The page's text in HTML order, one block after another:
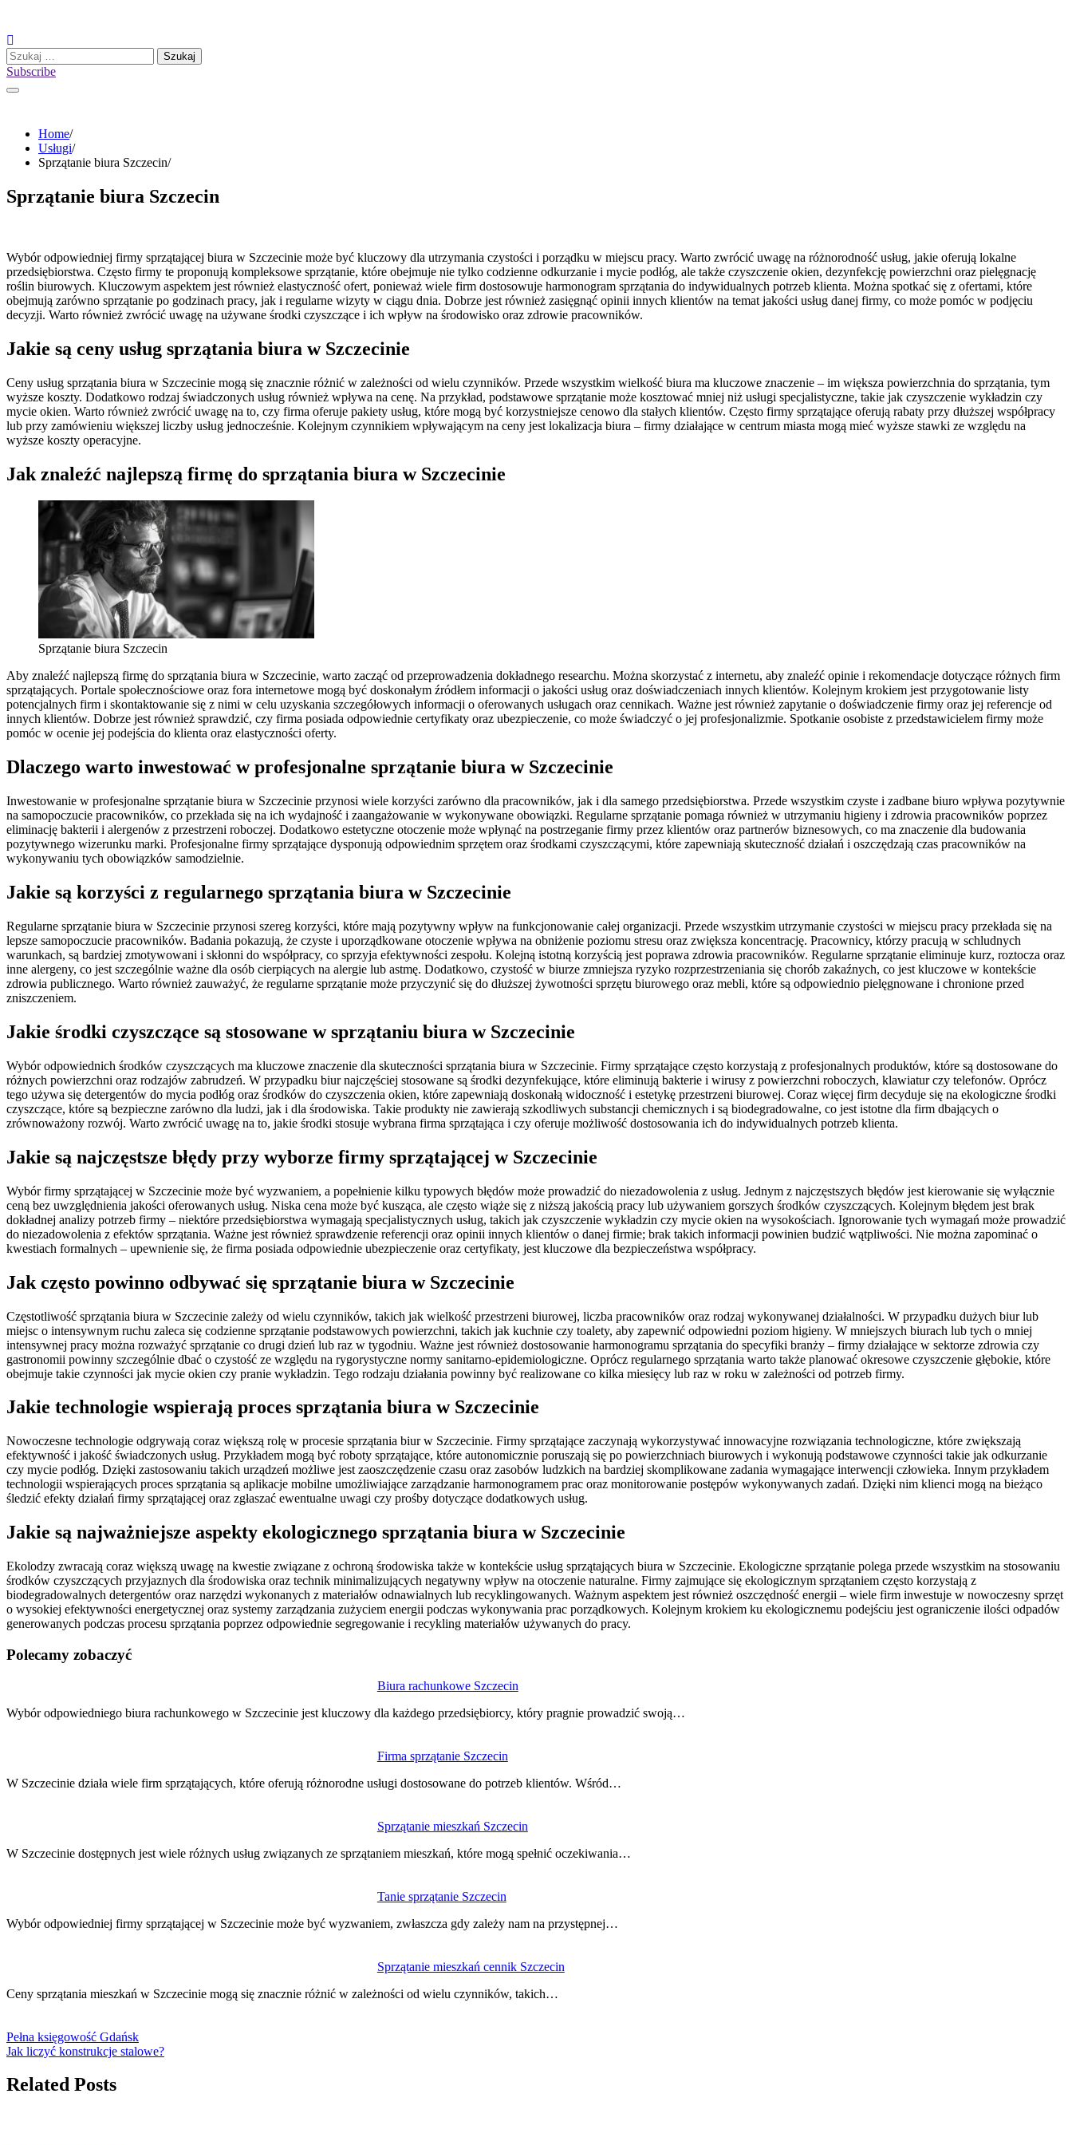
content
Szukaj:
Subscribe
Home
Usługi
Sprzątanie biura Szczecin
Sprzątanie biura Szczecin
Wybór odpowiedniej firmy sprzątającej biura w Szczecinie może być kluczowy dla utrzymania czystości i porządku w miejscu pracy. Warto zwrócić uwagę na różnorodność usług, jakie oferują lokalne
przedsiębiorstwa. Często firmy te proponują kompleksowe sprzątanie, które obejmuje nie tylko codzienne odkurzanie i mycie podłóg, ale także czyszczenie okien, dezynfekcję powierzchni oraz pielęgnację
roślin biurowych. Kluczowym aspektem jest również elastyczność ofert, ponieważ wiele firm dostosowuje harmonogram sprzątania do indywidualnych potrzeb klienta. Można spotkać się z ofertami, które
obejmują zarówno sprzątanie po godzinach pracy, jak i regularne wizyty w ciągu dnia. Dobrze jest również zasięgnąć opinii innych klientów na temat jakości usług danej firmy, co może pomóc w podjęciu
decyzji. Warto również zwrócić uwagę na używane środki czyszczące i ich wpływ na środowisko oraz zdrowie pracowników.
Jakie są ceny usług sprzątania biura w Szczecinie
Ceny usług sprzątania biura w Szczecinie mogą się znacznie różnić w zależności od wielu czynników. Przede wszystkim wielkość biura ma kluczowe znaczenie – im większa powierzchnia do sprzątania, tym
wyższe koszty. Dodatkowo rodzaj świadczonych usług również wpływa na cenę. Na przykład, podstawowe sprzątanie może kosztować mniej niż usługi specjalistyczne, takie jak czyszczenie wykładzin czy
mycie okien. Warto również zwrócić uwagę na to, czy firma oferuje pakiety usług, które mogą być korzystniejsze cenowo dla stałych klientów. Często firmy sprzątające oferują rabaty przy dłuższej współpracy
lub przy zamówieniu większej liczby usług jednocześnie. Kolejnym czynnikiem wpływającym na ceny jest lokalizacja biura – firmy działające w centrum miasta mogą mieć wyższe stawki ze względu na
wyższe koszty operacyjne.
Jak znaleźć najlepszą firmę do sprzątania biura w Szczecinie
Sprzątanie biura Szczecin
Aby znaleźć najlepszą firmę do sprzątania biura w Szczecinie, warto zacząć od przeprowadzenia dokładnego researchu. Można skorzystać z internetu, aby znaleźć opinie i rekomendacje dotyczące różnych firm
sprzątających. Portale społecznościowe oraz fora internetowe mogą być doskonałym źródłem informacji o jakości usług oraz doświadczeniach innych klientów. Kolejnym krokiem jest przygotowanie listy
potencjalnych firm i skontaktowanie się z nimi w celu uzyskania szczegółowych informacji o oferowanych usługach oraz cennikach. Ważne jest również zapytanie o doświadczenie firmy oraz jej referencje od
innych klientów. Dobrze jest również sprawdzić, czy firma posiada odpowiednie certyfikaty oraz ubezpieczenie, co może świadczyć o jej profesjonalizmie. Spotkanie osobiste z przedstawicielem firmy może
pomóc w ocenie jej podejścia do klienta oraz elastyczności oferty.
Dlaczego warto inwestować w profesjonalne sprzątanie biura w Szczecinie
Inwestowanie w profesjonalne sprzątanie biura w Szczecinie przynosi wiele korzyści zarówno dla pracowników, jak i dla samego przedsiębiorstwa. Przede wszystkim czyste i zadbane biuro wpływa pozytywnie
na samopoczucie pracowników, co przekłada się na ich wydajność i zaangażowanie w wykonywane obowiązki. Regularne sprzątanie pomaga również w utrzymaniu higieny i zdrowia pracowników poprzez
eliminację bakterii i alergenów z przestrzeni roboczej. Dodatkowo estetyczne otoczenie może wpłynąć na postrzeganie firmy przez klientów oraz partnerów biznesowych, co ma znaczenie dla budowania
pozytywnego wizerunku marki. Profesjonalne firmy sprzątające dysponują odpowiednim sprzętem oraz środkami czyszczącymi, które zapewniają skuteczność działań i oszczędzają czas pracowników na
wykonywaniu tych obowiązków samodzielnie.
Jakie są korzyści z regularnego sprzątania biura w Szczecinie
Regularne sprzątanie biura w Szczecinie przynosi szereg korzyści, które mają pozytywny wpływ na funkcjonowanie całej organizacji. Przede wszystkim utrzymanie czystości w miejscu pracy przekłada się na
lepsze samopoczucie pracowników. Badania pokazują, że czyste i uporządkowane otoczenie wpływa na obniżenie poziomu stresu oraz zwiększa koncentrację. Pracownicy, którzy pracują w schludnych
warunkach, są bardziej zmotywowani i skłonni do współpracy, co sprzyja efektywności zespołu. Kolejną istotną korzyścią jest poprawa zdrowia pracowników. Regularne sprzątanie eliminuje kurz, roztocza oraz
inne alergeny, co jest szczególnie ważne dla osób cierpiących na alergie lub astmę. Dodatkowo, czystość w biurze zmniejsza ryzyko rozprzestrzeniania się chorób zakaźnych, co jest kluczowe w kontekście
zdrowia publicznego. Warto również zauważyć, że regularne sprzątanie może przyczynić się do dłuższej żywotności sprzętu biurowego oraz mebli, które są odpowiednio pielęgnowane i chronione przed
zniszczeniem.
Jakie środki czyszczące są stosowane w sprzątaniu biura w Szczecinie
Wybór odpowiednich środków czyszczących ma kluczowe znaczenie dla skuteczności sprzątania biura w Szczecinie. Firmy sprzątające często korzystają z profesjonalnych produktów, które są dostosowane do
różnych powierzchni oraz rodzajów zabrudzeń. W przypadku biur najczęściej stosowane są środki dezynfekujące, które eliminują bakterie i wirusy z powierzchni roboczych, klawiatur czy telefonów. Oprócz
tego używa się detergentów do mycia podłóg oraz środków do czyszczenia okien, które zapewniają doskonałą widoczność i estetykę przestrzeni biurowej. Coraz więcej firm decyduje się na ekologiczne środki
czyszczące, które są bezpieczne zarówno dla ludzi, jak i dla środowiska. Takie produkty nie zawierają szkodliwych substancji chemicznych i są biodegradowalne, co jest istotne dla firm dbających o
zrównoważony rozwój. Warto zwrócić uwagę na to, jakie środki stosuje wybrana firma sprzątająca i czy oferuje możliwość dostosowania ich do indywidualnych potrzeb klienta.
Jakie są najczęstsze błędy przy wyborze firmy sprzątającej w Szczecinie
Wybór firmy sprzątającej w Szczecinie może być wyzwaniem, a popełnienie kilku typowych błędów może prowadzić do niezadowolenia z usług. Jednym z najczęstszych błędów jest kierowanie się wyłącznie
ceną bez uwzględnienia jakości oferowanych usług. Niska cena może być kusząca, ale często wiąże się z niższą jakością pracy lub używaniem gorszych środków czyszczących. Kolejnym błędem jest brak
dokładnej analizy potrzeb firmy – niektóre przedsiębiorstwa wymagają specjalistycznych usług, takich jak czyszczenie wykładzin czy mycie okien na wysokościach. Ignorowanie tych wymagań może prowadzić
do niezadowolenia z efektów sprzątania. Ważne jest również sprawdzenie referencji oraz opinii innych klientów o danej firmie; brak takich informacji powinien budzić wątpliwości. Nie można zapominać o
kwestiach formalnych – upewnienie się, że firma posiada odpowiednie ubezpieczenie oraz certyfikaty, jest kluczowe dla bezpieczeństwa współpracy.
Jak często powinno odbywać się sprzątanie biura w Szczecinie
Częstotliwość sprzątania biura w Szczecinie zależy od wielu czynników, takich jak wielkość przestrzeni biurowej, liczba pracowników oraz rodzaj wykonywanej działalności. W przypadku dużych biur lub
miejsc o intensywnym ruchu zaleca się codzienne sprzątanie podstawowych powierzchni, takich jak kuchnie czy toalety, aby zapewnić odpowiedni poziom higieny. W mniejszych biurach lub tych o mniej
intensywnej pracy można rozważyć sprzątanie co drugi dzień lub raz w tygodniu. Ważne jest również dostosowanie harmonogramu sprzątania do specyfiki branży – firmy działające w sektorze zdrowia czy
gastronomii powinny szczególnie dbać o czystość ze względu na rygorystyczne normy sanitarno-epidemiologiczne. Oprócz regularnego sprzątania warto także planować okresowe czyszczenie głębokie, które
obejmuje takie czynności jak mycie okien czy pranie wykładzin. Tego rodzaju działania powinny być realizowane co kilka miesięcy lub raz w roku w zależności od potrzeb firmy.
Jakie technologie wspierają proces sprzątania biura w Szczecinie
Nowoczesne technologie odgrywają coraz większą rolę w procesie sprzątania biur w Szczecinie. Firmy sprzątające zaczynają wykorzystywać innowacyjne rozwiązania technologiczne, które zwiększają
efektywność i jakość świadczonych usług. Przykładem mogą być roboty sprzątające, które autonomicznie poruszają się po powierzchniach biurowych i wykonują podstawowe czynności takie jak odkurzanie
czy mycie podłóg. Dzięki zastosowaniu takich urządzeń możliwe jest zaoszczędzenie czasu oraz zasobów ludzkich na bardziej skomplikowane zadania wymagające interwencji człowieka. Innym przykładem
technologii wspierających proces sprzątania są aplikacje mobilne umożliwiające zarządzanie harmonogramem prac oraz monitorowanie postępów wykonywanych zadań. Dzięki nim klienci mogą na bieżąco
śledzić efekty działań firmy sprzątającej oraz zgłaszać ewentualne uwagi czy prośby dotyczące dodatkowych usług.
Jakie są najważniejsze aspekty ekologicznego sprzątania biura w Szczecinie
Ekolodzy zwracają coraz większą uwagę na kwestie związane z ochroną środowiska także w kontekście usług sprzątających biura w Szczecinie. Ekologiczne sprzątanie polega przede wszystkim na stosowaniu
środków czyszczących przyjaznych dla środowiska oraz technik minimalizujących negatywny wpływ na otoczenie naturalne. Firmy zajmujące się ekologicznym sprzątaniem często korzystają z
biodegradowalnych detergentów oraz narzędzi wykonanych z materiałów odnawialnych lub recyklingowanych. Ważnym aspektem jest również oszczędność energii – wiele firm inwestuje w nowoczesny sprzęt
o wysokiej efektywności energetycznej oraz systemy zarządzania zużyciem energii podczas wykonywania prac porządkowych. Kolejnym krokiem ku ekologicznemu podejściu jest ograniczenie ilości odpadów
generowanych podczas procesu sprzątania poprzez odpowiednie segregowanie i recykling materiałów używanych do pracy.
Polecamy zobaczyć
Biura rachunkowe Szczecin
Wybór odpowiedniego biura rachunkowego w Szczecinie jest kluczowy dla każdego przedsiębiorcy, który pragnie prowadzić swoją…
Firma sprzątanie Szczecin
W Szczecinie działa wiele firm sprzątających, które oferują różnorodne usługi dostosowane do potrzeb klientów. Wśród…
Sprzątanie mieszkań Szczecin
W Szczecinie dostępnych jest wiele różnych usług związanych ze sprzątaniem mieszkań, które mogą spełnić oczekiwania…
Tanie sprzątanie Szczecin
Wybór odpowiedniej firmy sprzątającej w Szczecinie może być wyzwaniem, zwłaszcza gdy zależy nam na przystępnej…
Sprzątanie mieszkań cennik Szczecin
Ceny sprzątania mieszkań w Szczecinie mogą się znacznie różnić w zależności od wielu czynników, takich…
wpisu
Pełna księgowość Gdańsk
Jak liczyć konstrukcje stalowe?
Related Posts